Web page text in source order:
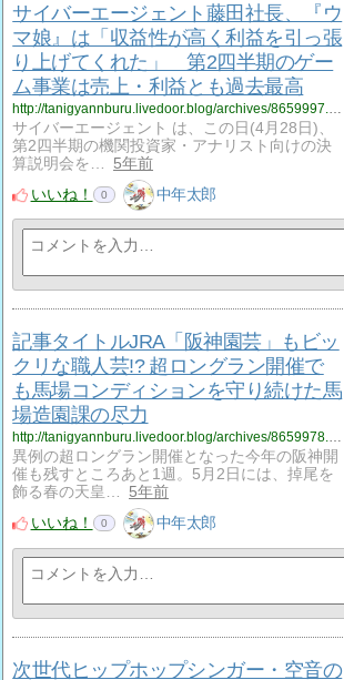
サイバーエージェント藤田社長、『ウ
マ娘』は「収益性が高く利益を引っ張
り上げてくれた」 第2四半期のゲー
ム事業は売上・利益とも過去最高
サイバーエージェント は、この日(4月28日)、
第2四半期の機関投資家・アナリスト向けの決
算説明会を…
5年前
いいね！
0 中年太郎
記事タイトルJRA「阪神園芸」もビッ
クリな職人芸!? 超ロングラン開催で
も馬場コンディションを守り続けた馬
場造園課の尽力
http://tanigyannburu.livedoor.blog/archives/8659978.html
異例の超ロングラン開催となった今年の阪神開
催も残すところあと1週。5月2日には、掉尾を
飾る春の天皇…
5年前
いいね！
0 中年太郎
次世代ヒップホップシンガー・空音の